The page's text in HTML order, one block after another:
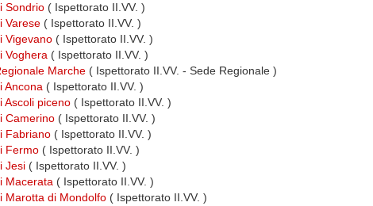
Sondrio ( Ispettorato II.VV. )
Varese ( Ispettorato II.VV. )
Vigevano ( Ispettorato II.VV. )
Voghera ( Ispettorato II.VV. )
Marche ( Ispettorato II.VV. - Sede Regionale )
Ancona ( Ispettorato II.VV. )
Ascoli piceno ( Ispettorato II.VV. )
Camerino ( Ispettorato II.VV. )
Fabriano ( Ispettorato II.VV. )
Fermo ( Ispettorato II.VV. )
Jesi ( Ispettorato II.VV. )
Macerata ( Ispettorato II.VV. )
Marotta di Mondolfo ( Ispettorato II.VV. )